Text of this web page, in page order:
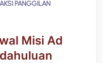
AKSI PANGGILAN
Misi Ad